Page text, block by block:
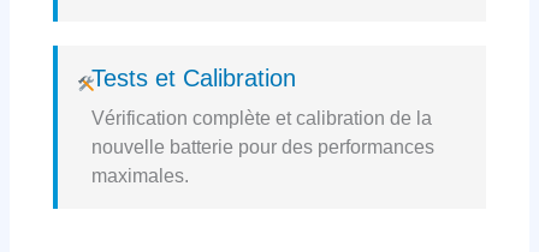
Tests et Calibration
Vérification complète et calibration de la
nouvelle batterie pour des performances
maximales.